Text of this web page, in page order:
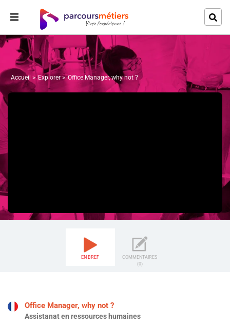
Accueil Explorer Office Manager, why not ?
EN BREF
COMMENTAIRES
(0)
Office Manager, why not ?
Assistanat en ressources humaines